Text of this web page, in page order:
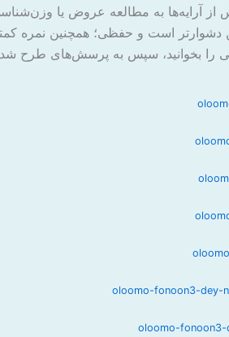
از آرایه‌ها به مطالعه عروض یا
دشوارتر است و حفظی؛ همچنین نمره
را بخوانید، سپس به پرسش‌های طرح